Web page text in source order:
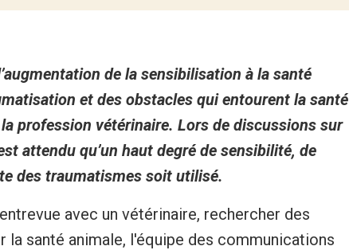
de la sensibilisation à la santé
et des obstacles qui entourent la santé
profession vétérinaire. Lors de discussions sur
attendu qu’un haut degré de sensibilité, de
des traumatismes soit utilisé.
avec un vétérinaire, rechercher des
santé animale, l'équipe des communications